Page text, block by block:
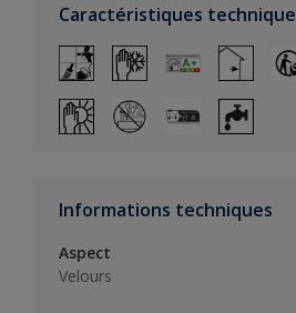
Caractéristiques
Informations techniques
Aspect
Velours